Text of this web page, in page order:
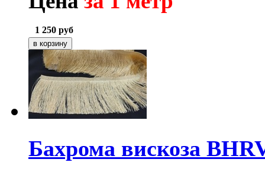
1 250 руб
Бахрома вискоза